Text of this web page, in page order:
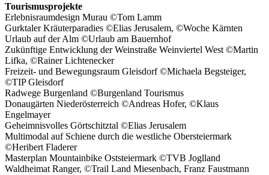
Tourismusprojekte
Erlebnisraumdesign Murau ©Tom Lamm
Gurktaler Kräuterparadies ©Elias Jerusalem, ©Woche Kärnten
Urlaub auf der Alm ©Urlaub am Bauernhof
Zukünftige Entwicklung der Weinstraße Weinviertel West ©Martin
Lifka, ©Rainer Lichtenecker
Freizeit- und Bewegungsraum Gleisdorf ©Michaela Begsteiger,
©TIP Gleisdorf
Radwege Burgenland ©Burgenland Tourismus
Donaugärten Niederösterreich ©Andreas Hofer, ©Klaus
Engelmayer
Geheimnisvolles Görtschitztal ©Elias Jerusalem
Multimodal auf Schiene durch die westliche Obersteiermark
©Heribert Fladerer
Masterplan Mountainbike Oststeiermark ©TVB Joglland
Waldheimat Ranger, ©Trail Land Miesenbach, Franz Faustmann